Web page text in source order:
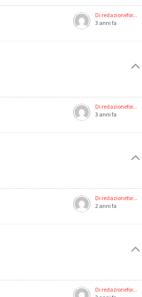
Di redazionefor...
3 anni fa
Di redazionefor...
3 anni fa
Di redazionefor...
2 anni fa
Di redazionefor...